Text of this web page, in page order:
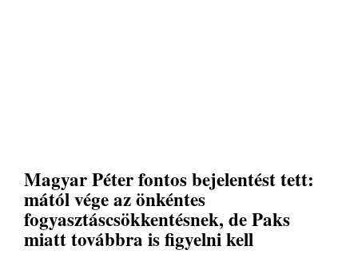
Magyar Péter fontos bejelentést tett:
mától vége az önkéntes
fogyasztáscsökkentésnek, de Paks
miatt továbbra is figyelni kell